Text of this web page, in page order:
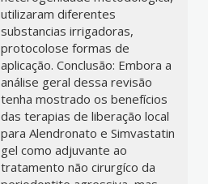
utilizaram diferentes
substancias irrigadoras,
protocolose formas de
aplicação. Conclusão: Embora a
análise geral dessa revisão
tenha mostrado os benefícios
das terapias de liberação local
para Alendronato e Simvastatin
gel como adjuvante ao
tratamento não cirurgíco da